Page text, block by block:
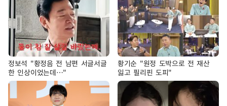
정보석 "황정음 전 남편 서글서글
한 인상이었는데…"
황기순 "원정 도박으로 전 재산
잃고 필리핀 도피"